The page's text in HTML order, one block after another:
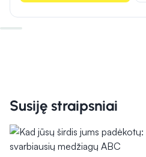
Susiję straipsniai